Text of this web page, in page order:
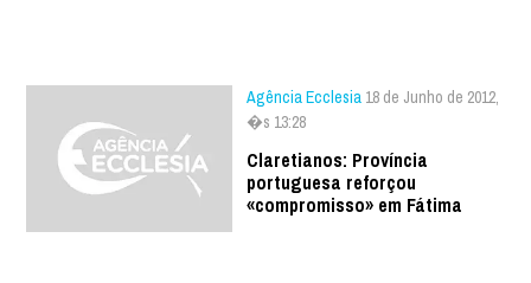
Agência Ecclesia 18 de Junho de 2012,
�s 13:28
Claretianos: Província
portuguesa reforçou
«compromisso» em Fátima